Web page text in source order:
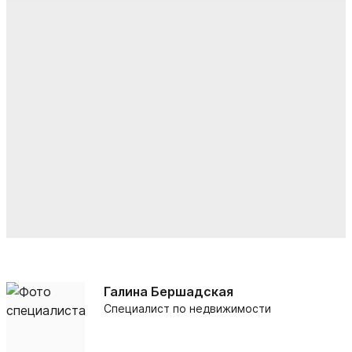
Галина Бершадская
Специалист по недвижимости